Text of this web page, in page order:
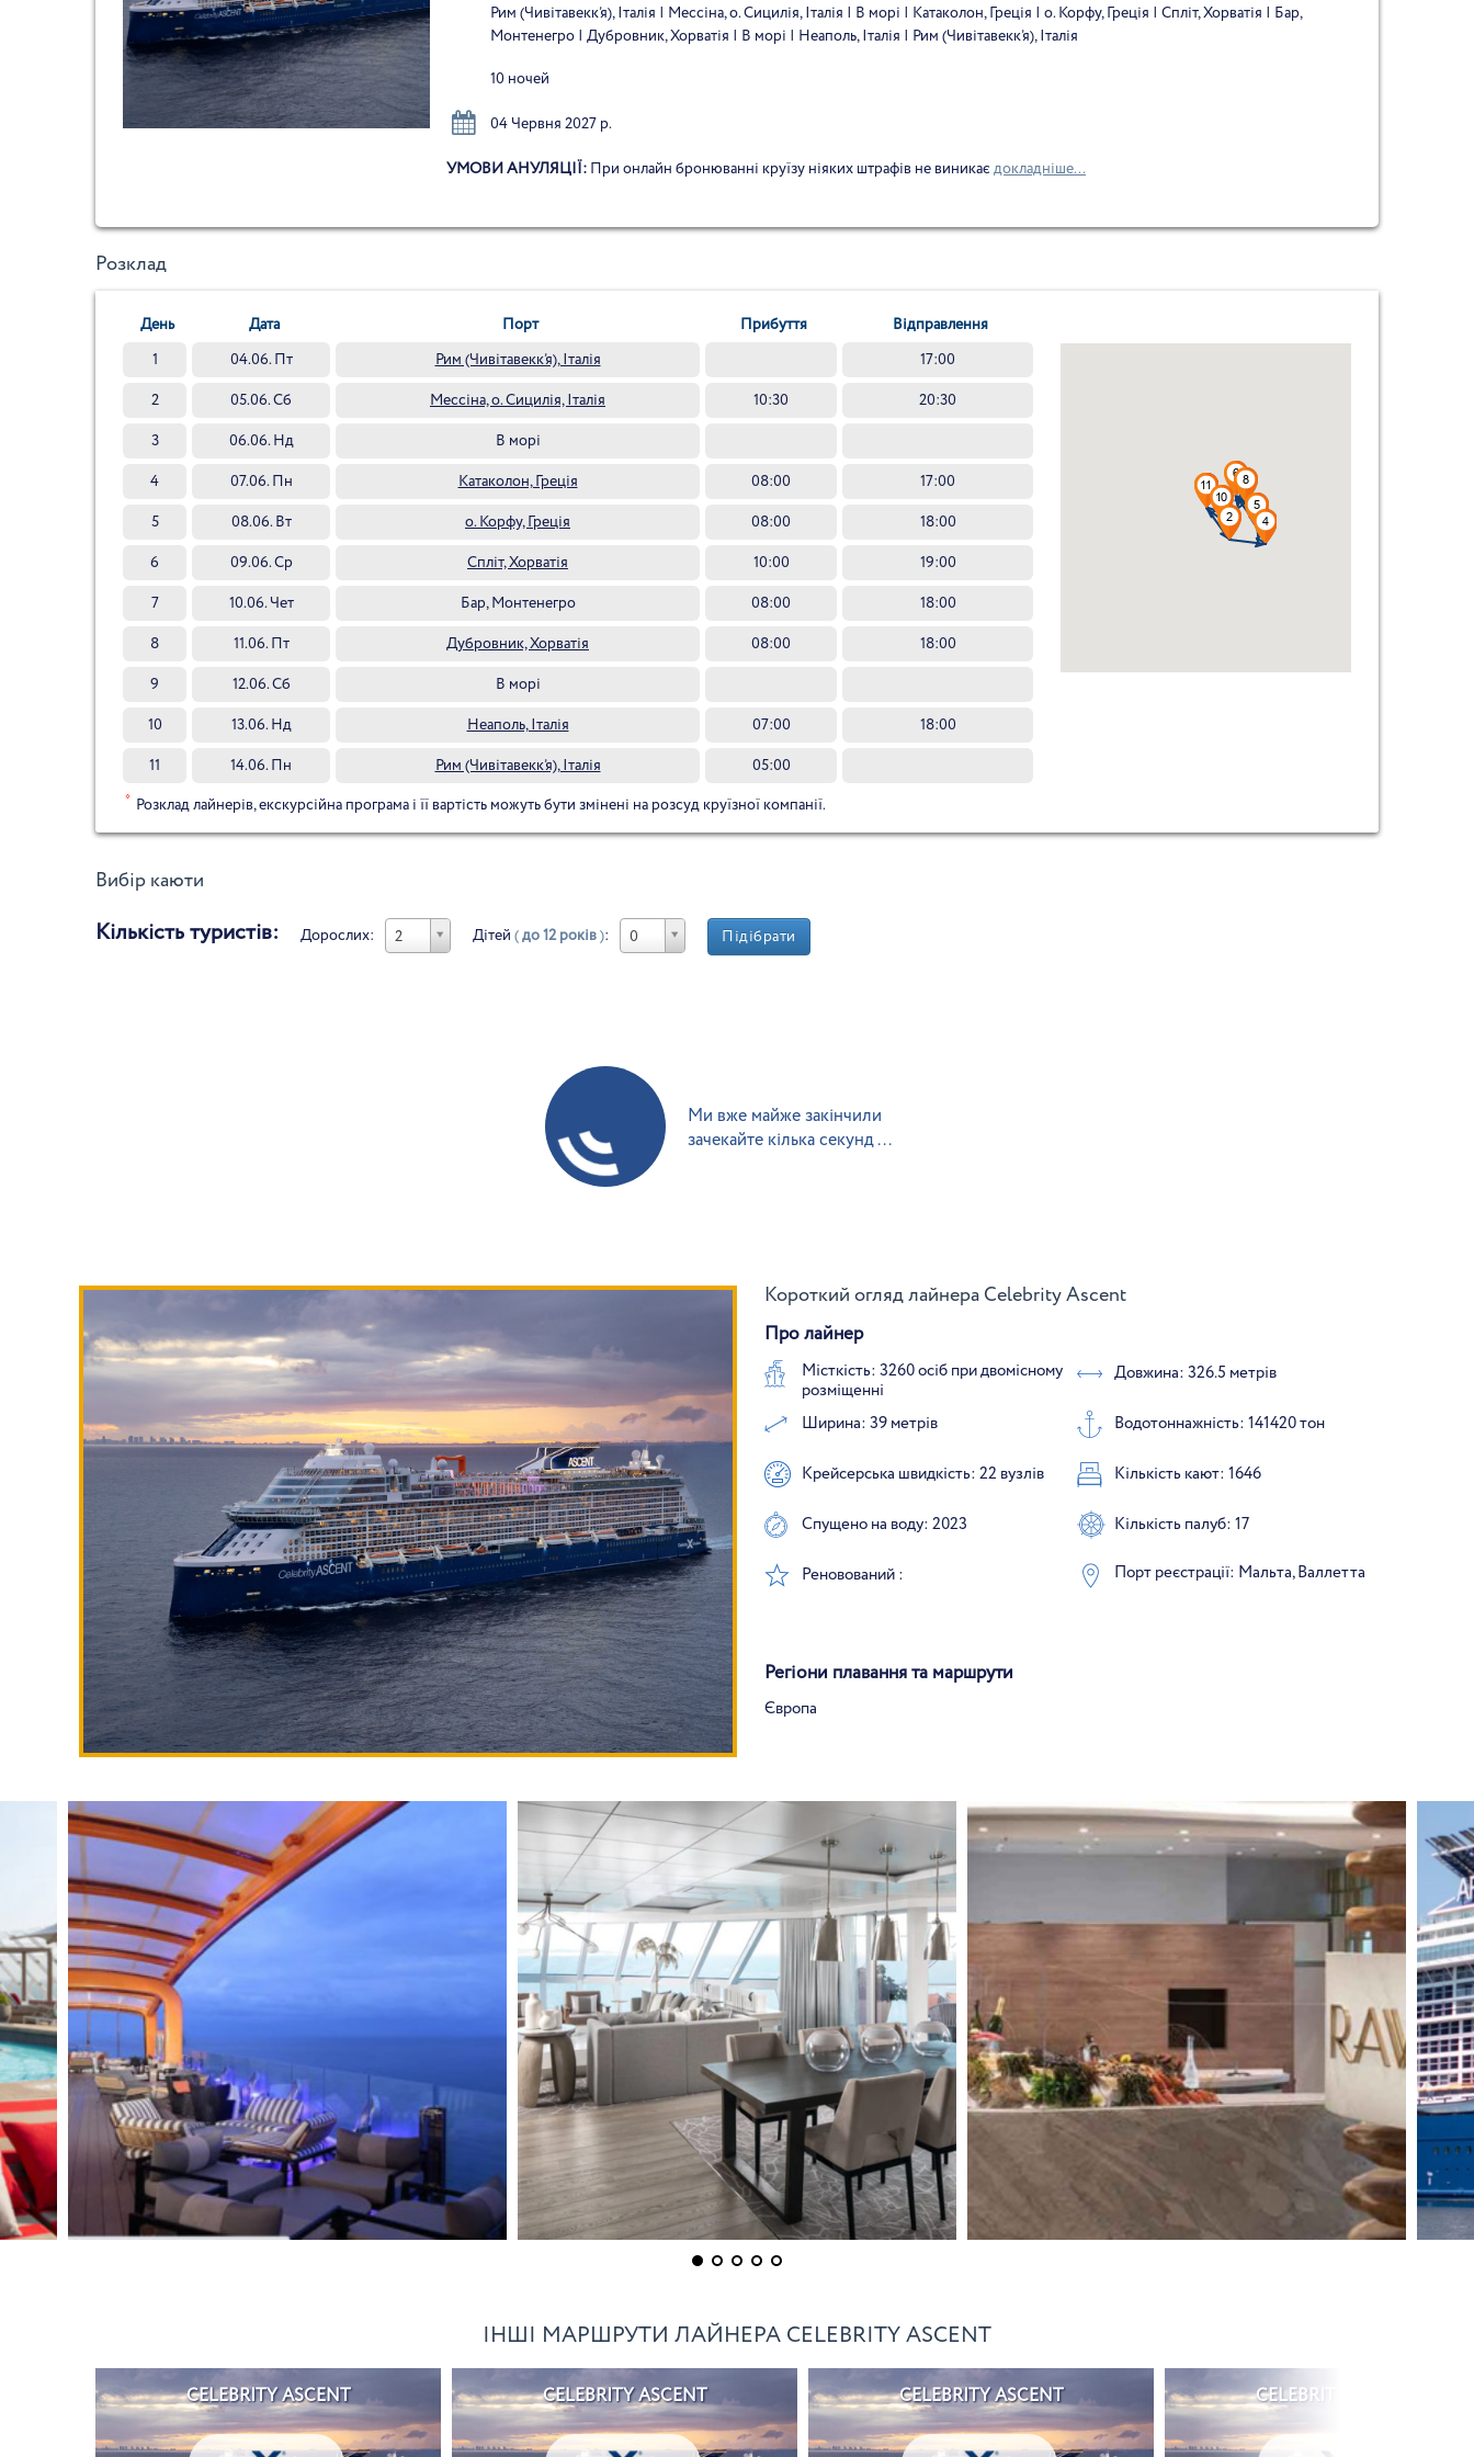
Рим (Чивітавекк’я), Італія | Мессіна, о. Сицилія, Італія | В морі | Катаколон, Греція | о. Корфу, Греція | Спліт, Хорватія | Бар,
Монтенегро | Дубровник, Хорватія | В морі | Неаполь, Італія | Рим (Чивітавекк’я), Італія
10 ночей
04 Червня 2027 р.
УМОВИ АНУЛЯЦІЇ: При онлайн бронюванні круїзу ніяких штрафів не виникає докладніше...
Розклад
День Дата Порт Прибуття
Відправлення
1
04.06. Пт Рим (Чивітавекк’я), Італія
17:00
2
05.06. Сб Мессіна, о. Сицилія, Італія 10:30
20:30
3
06.06. Нд
В морі
4
07.06. Пн Катаколон, Греція 08:00
17:00
5
08.06. Вт о. Корфу, Греція 08:00
18:00
6
09.06. Ср Спліт, Хорватія 10:00
19:00
7
10.06. Чет Бар, Монтенегро 08:00
18:00
8
11.06. Пт Дубровник, Хорватія 08:00
18:00
9
12.06. Сб
В морі
10
13.06. Нд Неаполь, Італія 07:00
18:00
11
14.06. Пн Рим (Чивітавекк’я), Італія 05:00
* Розклад лайнерів, екскурсійна програма і її вартість можуть бути змінені на розсуд круїзної компанії.
Вибір каюти
Кількість туристів: Дорослих: 2 Дітей (до 12 років): 0 Підібрати
Ми вже майже закінчили
зачекайте кілька секунд ...
Короткий огляд лайнера Celebrity Ascent
Про лайнер
Місткість: 3260 осіб при двомісному
розміщенні
Довжина: 326.5 метрів
Ширина: 39 метрів Водотоннажність: 141420 тон
Крейсерська швидкість: 22 вузлів Кількість кают: 1646
Спущено на воду: 2023 Кількість палуб: 17
Реновований : Порт реєстрації: Мальта, Валлетта
Регіони плавання та маршрути
Європа
ІНШІ МАРШРУТИ ЛАЙНЕРА CELEBRITY ASCENT
CELEBRITY ASCENT CELEBRITY ASCENT CELEBRITY ASCENT CELEBRITY ASCENT